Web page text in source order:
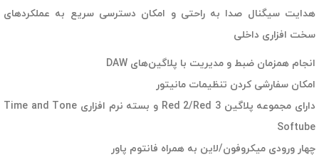
هدایت سیگنال صدا به راحتی و امکان دسترسی سریع به عملکردهای
سخت افزاری داخلی
انجام همزمان ضبط و مدیریت با پلاگین‌های DAW
امکان سفارشی کردن تنظیمات مانیتور
دارای مجموعه پلاگین Red 2/Red 3 و بسته نرم افزاری Time and Tone
Softube
چهار ورودی میکروفون/لاین به همراه فانتوم پاور